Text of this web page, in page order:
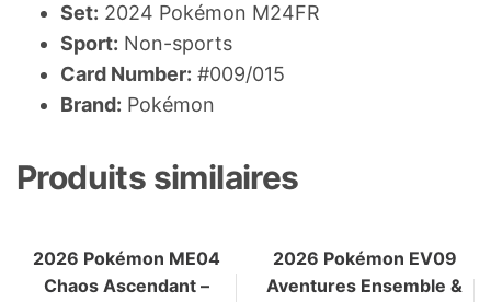
Set: 2024 Pokémon M24FR
Sport: Non-sports
Card Number: #009/015
Brand: Pokémon
Produits similaires
2026 Pokémon ME04
Chaos Ascendant –
2026 Pokémon EV09
Aventures Ensemble &